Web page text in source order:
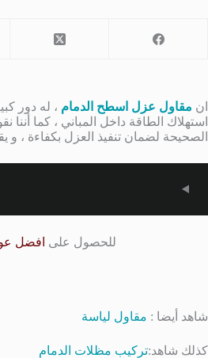
ان مقاول عزل اسطح الدمام ، له دور
استهلاك الطاقة داخل المباني ، كما أننا
الصحيحة لضمان تنفيذ العزل بكفاءة ، و
للحصول على افضل
شاهد أيضا : مقاول لياسة
كذلك شاهد:تركيب مظلات الدمام